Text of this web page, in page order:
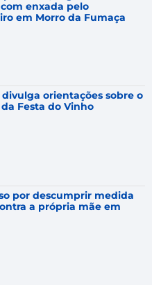
15°C
15°C 12°C
enxada pelo
em Morro da Fumaça
divulga orientações sobre o
Festa do Vinho
por descumprir medida
a própria mãe em